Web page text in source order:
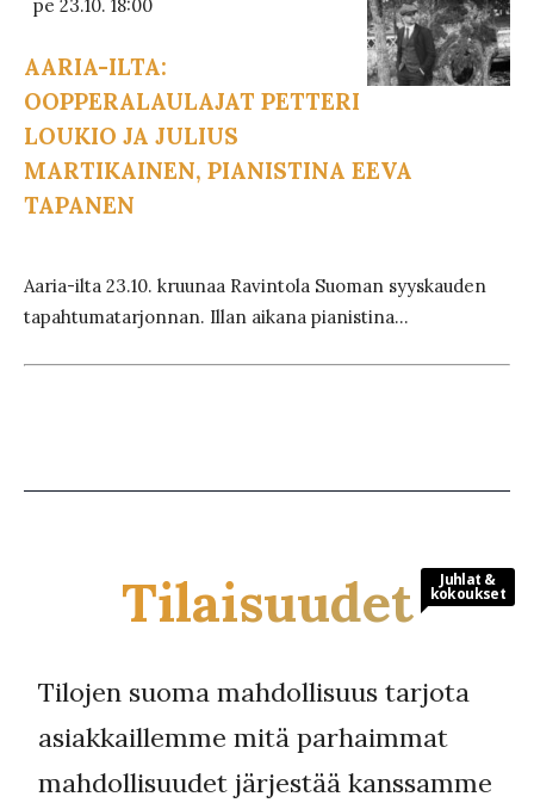
pe 23.10. 18:00
AARIA-ILTA:
OOPPERALAULAJAT PETTERI
LOUKIO JA JULIUS
MARTIKAINEN, PIANISTINA EEVA
TAPANEN
Aaria-ilta 23.10. kruunaa Ravintola Suoman syyskauden
tapahtumatarjonnan. Illan aikana pianistina...
Tilaisuudet Juhlat &
kokoukset
Tilojen suoma mahdollisuus tarjota
asiakkaillemme mitä parhaimmat
mahdollisuudet järjestää kanssamme